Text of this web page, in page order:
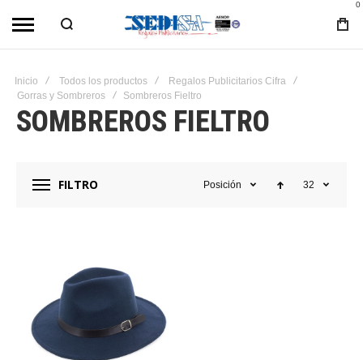
0
Inicio Todos los productos
Regalos Publicitarios Cifra
Gorras y Sombreros
Sombreros Fieltro
SOMBREROS FIELTRO
FILTRO Posición 32